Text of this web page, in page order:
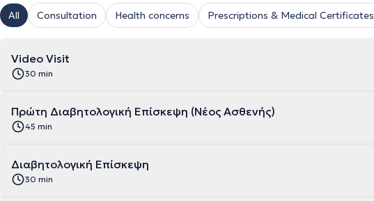
All Consultation Health concerns Prescriptions & Medical Certificates
Video Visit
30 min
Πρώτη Διαβητολογική Επίσκεψη (Νέος Ασθενής)
45 min
Διαβητολογική Επίσκεψη
30 min